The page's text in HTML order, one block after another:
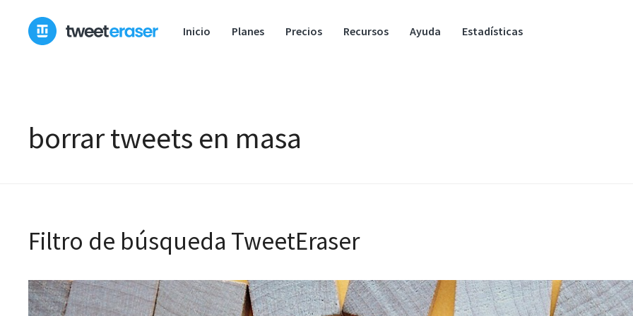
contenido
Inicio Planes Precios Recursos Ayuda Estadísticas
borrar tweets en masa
Filtro de búsqueda TweetEraser